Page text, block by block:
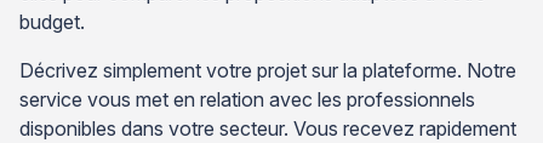
budget.
Décrivez simplement votre projet sur la plateforme. Notre
service vous met en relation avec les professionnels
disponibles dans votre secteur. Vous recevez rapidement